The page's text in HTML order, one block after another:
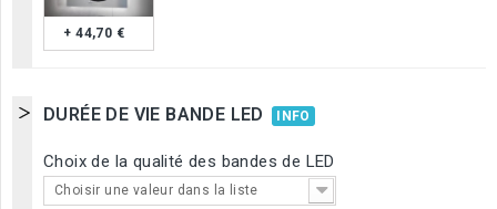
+ 44,70 €
DURÉE DE VIE BANDE LED INFO
Choix de la qualité des bandes de LED
Choisir une valeur dans la liste